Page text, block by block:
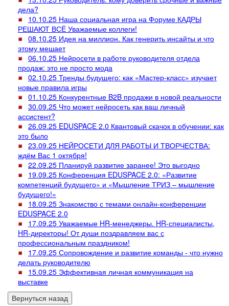
дела?
10.10.25 Наша социальная игра на Форуме КАДРЫ
РЕШАЮТ ВСЁ Уважаемые коллеги!
08.10.25 Идея на миллион. Как генерить инсайты и что
этому мешает
06.10.25 Нейросети в работе руководителя отдела
продаж: это не просто мода
02.10.25 Тренды будущего: как «Мастер-класс» изучает
новые правила игры
01.10.25 Конкурентные B2B продажи в новой реальности
30.09.25 Что может нейросеть как ваш личный
ассистент?
26.09.25 EDUSPACE 2.0 Квантовый скачок в обучении: как
это было
23.09.25 НЕЙРОСЕТИ ДЛЯ РАБОТЫ И ТВОРЧЕСТВА:
ждём Вас 1 октября!
22.09.25 Планируй развитие заранее! Это выгодно
19.09.25 Конференция EDUSPACE 2.0: «Развитие
компетенций будущего» и «Мышление ТРИЗ – мышление
будущего!»
18.09.25 Знакомство с темами онлайн-конференции
EDUSPACE 2.0
17.09.25 Уважаемые HR-менеджеры. HR-специалисты,
HR-директоры! От души поздравляем вас с
профессиональным праздником!
17.09.25 Сопровождение и развитие команды - что нужно
делать руководителю
15.09.25 Эффективная личная коммуникация на
выставке